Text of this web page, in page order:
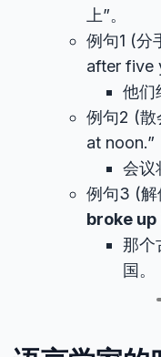
上”。
例句1 (分
after five
他们
例句2 (散
at noon.”
会议
例句3 (
broke up
那个
国。